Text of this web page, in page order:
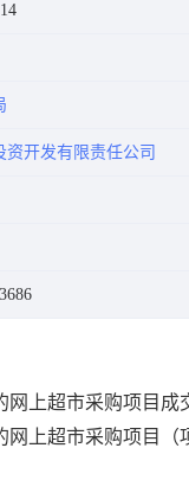
开发有限责任公司
网上超市采购项目成
网上超市采购项目